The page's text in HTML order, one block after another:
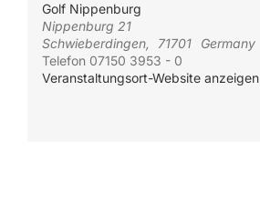
Golf Nippenburg
Nippenburg 21
Schwieberdingen, 71701
Germany
Telefon 07150 3953 - 0
Veranstaltungsort-Website anzeigen